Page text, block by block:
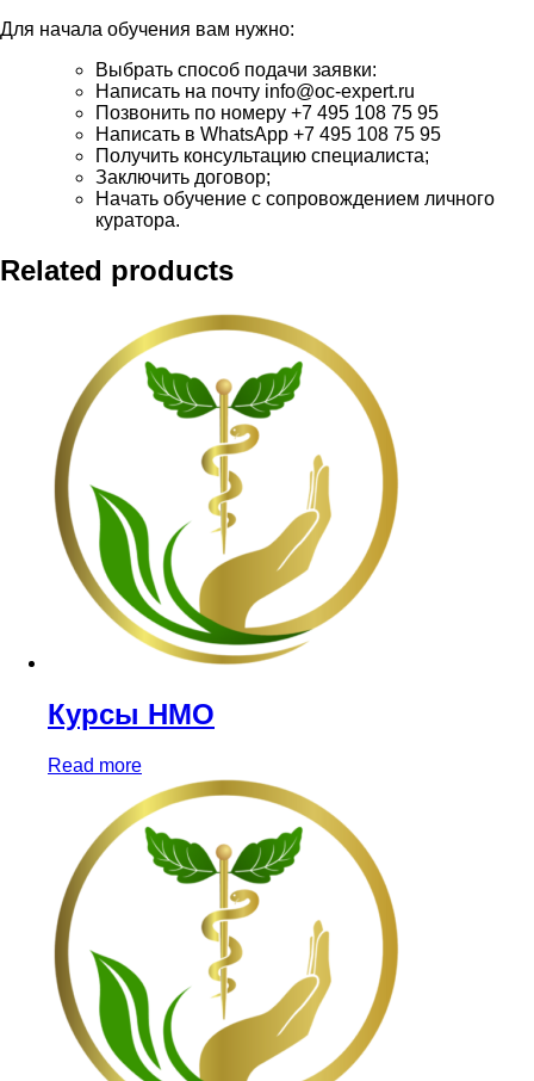
Для начала обучения вам нужно:
Выбрать способ подачи заявки:
Написать на почту info@oc-expert.ru
Позвонить по номеру +7 495 108 75 95
Написать в WhatsApp +7 495 108 75 95
Получить консультацию специалиста;
Заключить договор;
Начать обучение с сопровождением личного
куратора.
Related products
Курсы НМО
Read more